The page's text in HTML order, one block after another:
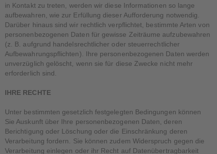
in Kontakt zu treten, werden wir diese Informationen so lange
aufbewahren, wie zur Erfüllung dieser Aufforderung notwendig.
Darüber hinaus sind wir rechtlich verpflichtet, bestimmte Arten von
personenbezogenen Daten für gewisse Zeiträume aufzubewahren
(z. B. aufgrund handelsrechtlicher oder steuerrechtlicher
Aufbewahrungspflichten). Ihre personenbezogenen Daten werden
unverzüglich gelöscht, wenn sie für diese Zwecke nicht mehr
erforderlich sind.
IHRE RECHTE
Unter bestimmten gesetzlich festgelegten Bedingungen können
Sie Auskunft über Ihre personenbezogenen Daten, deren
Berichtigung oder Löschung oder die Einschränkung deren
Verarbeitung fordern. Sie können zudem Widerspruch gegen die
Verarbeitung einlegen oder ihr Recht auf Datenübertragbarkeit